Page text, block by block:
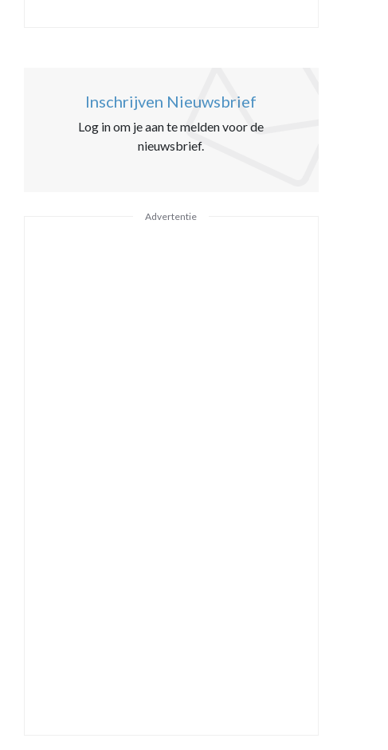
Inschrijven Nieuwsbrief
Log in om je aan te melden voor de
nieuwsbrief.
Advertentie